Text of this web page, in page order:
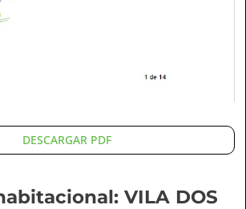
DESCARGAR PDF
VILA DOS